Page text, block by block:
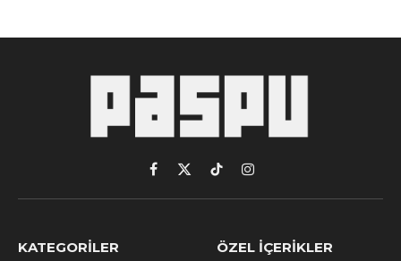
Facebook
X
(Twitter)
TikTokInstagram
KATEGORILER ÖZEL İÇERIKLER